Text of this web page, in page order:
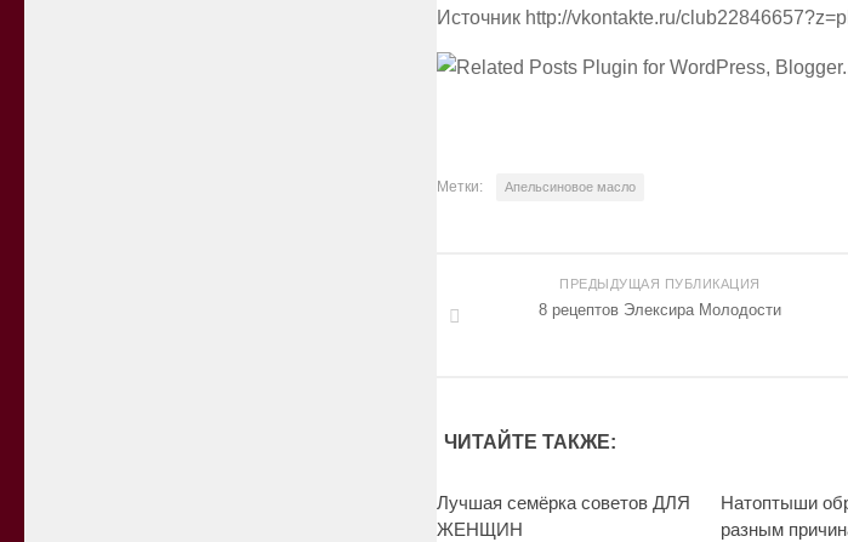
Источник http://vkontakte.ru/
Метки: Апельсиновое масло
ПРЕДЫДУЩАЯ ПУБЛИКАЦИЯ
8 рецептов Элексира Молодости
ЧИТАЙТЕ ТАКЖЕ:
Лучшая семёрка советов ДЛЯ
ЖЕНЩИН
Натоптыши
разным